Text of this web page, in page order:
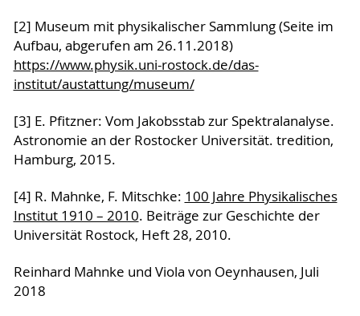
[2] Museum mit physikalischer Sammlung (Seite im
Aufbau, abgerufen am 26.11.2018)
https://www.physik.uni-rostock.de/das-
institut/austattung/museum/
[3] E. Pfitzner: Vom Jakobsstab zur Spektralanalyse.
Astronomie an der Rostocker Universität. tredition,
Hamburg, 2015.
[4] R. Mahnke, F. Mitschke: 100 Jahre Physikalisches
Institut 1910 – 2010. Beiträge zur Geschichte der
Universität Rostock, Heft 28, 2010.
Reinhard Mahnke und Viola von Oeynhausen, Juli
2018